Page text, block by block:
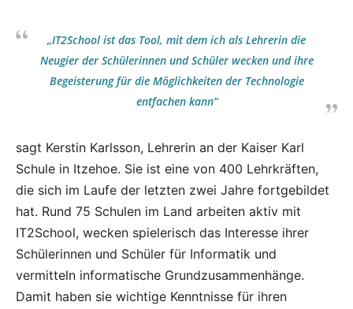
„IT2School ist das Tool, mit dem ich als Lehrerin die
Neugier der Schülerinnen und Schüler wecken und ihre
Begeisterung für die Möglichkeiten der Technologie
entfachen kann“
sagt Kerstin Karlsson, Lehrerin an der Kaiser Karl
Schule in Itzehoe. Sie ist eine von 400 Lehrkräften,
die sich im Laufe der letzten zwei Jahre fortgebildet
hat. Rund 75 Schulen im Land arbeiten aktiv mit
IT2School, wecken spielerisch das Interesse ihrer
Schülerinnen und Schüler für Informatik und
vermitteln informatische Grundzusammenhänge.
Damit haben sie wichtige Kenntnisse für ihren